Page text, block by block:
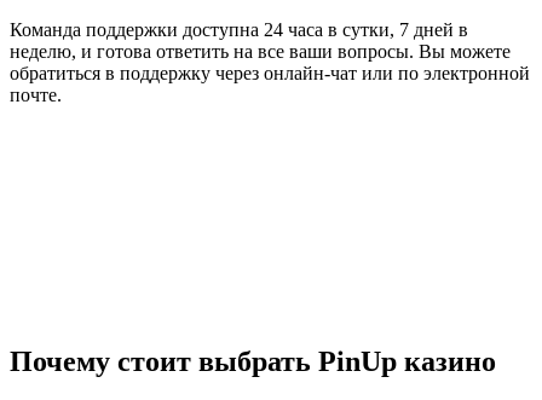
Команда поддержки доступна 24 часа в сутки, 7 дней в
неделю, и готова ответить на все ваши вопросы. Вы можете
обратиться в поддержку через онлайн-чат или по электронной
почте.
Почему стоит выбрать PinUp казино